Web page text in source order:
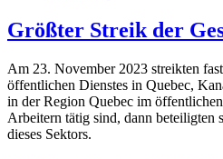
Größter Streik der
Am 23. November 2023 streikten
öffentlichen Dienstes in Quebec,
in der Region Quebec im
Arbeitern tätig sind, dann beteiligten
dieses Sektors.